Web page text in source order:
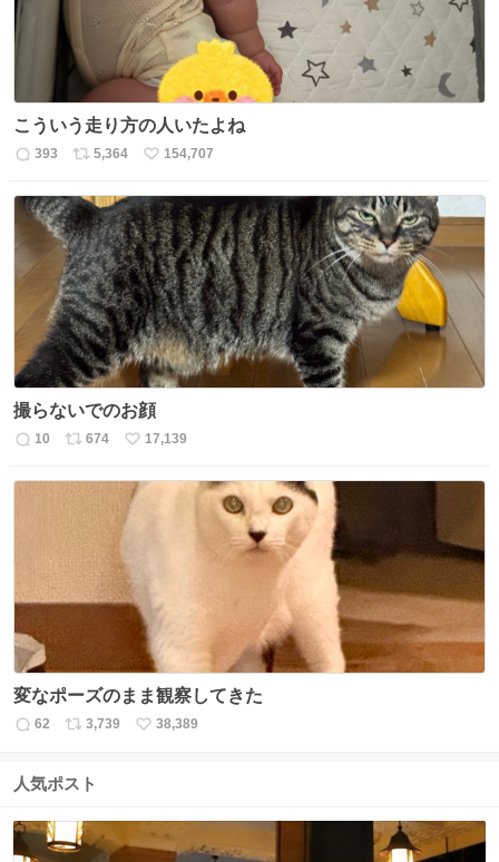
こういう走り方の人いたよね
返
数
393
リ
ス
ト
数
5,364
い
ね
数
154,707
撮らないでのお顔
返
10
リ
ス
数
674
い
ね
数
17,139
変なポーズのまま観察してきた
返
数
62
リ
ス
数
3,739
い
38,389
人気ポスト